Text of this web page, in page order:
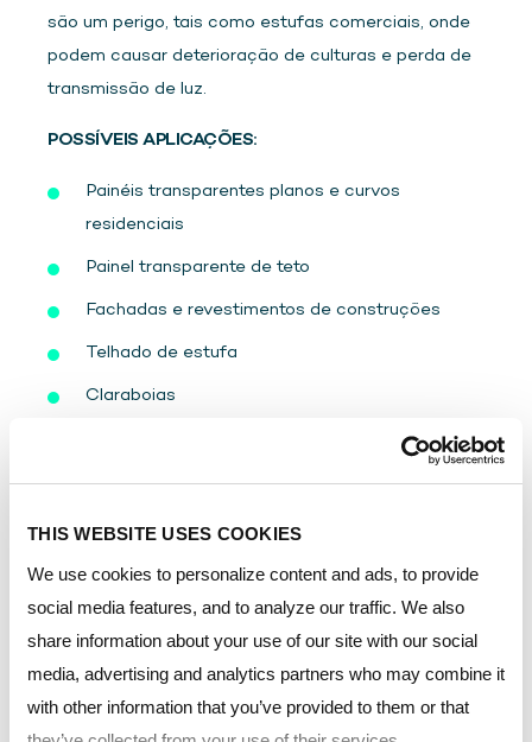
THIS WEBSITE USES COOKIES
We use cookies to personalize content and ads, to provide
social media features, and to analyze our traffic. We also
share information about your use of our site with our social
media, advertising and analytics partners who may combine it
with other information that you’ve provided to them or that
são um perigo, tais como estufas comerciais, onde
podem causar deterioração de culturas e perda de
transmissão de luz.
POSSÍVEIS APLICAÇÕES:
Painéis transparentes planos e curvos
residenciais
Painel transparente de teto
Fachadas e revestimentos de construções
Telhado de estufa
Claraboias
DOWNLOADS